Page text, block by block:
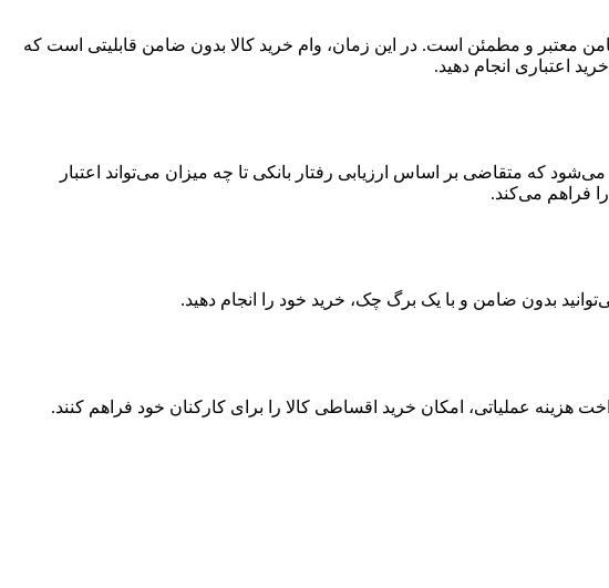
معتبر و مطمئن است. در این زمان، وام خرید کالا بدون ضامن قابلیتی است که
اعتباری انجام دهید.
که متقاضی بر اساس ارزیابی رفتار بانکی تا چه میزان می‌تواند اعتبار
فراهم می‌کند.
بدون ضامن و با یک برگ چک، خرید خود را انجام دهید.
هزینه عملیاتی، امکان خرید اقساطی کالا را برای کارکنان خود فراهم کنند.